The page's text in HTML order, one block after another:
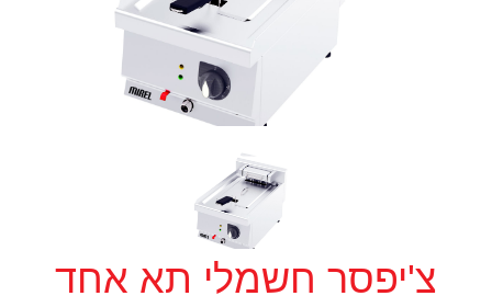
צ'יפסר חשמלי תא אחד